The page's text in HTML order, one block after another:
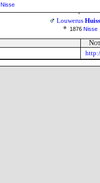
Nisse
Louwerus
1876 Nisse